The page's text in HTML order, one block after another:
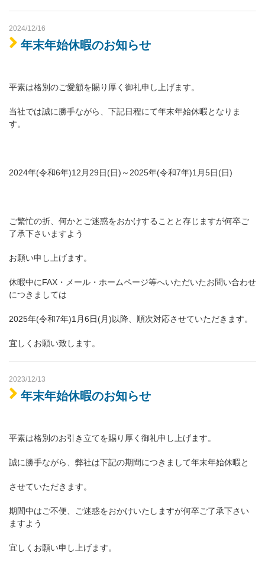
2024/12/16
年末年始休暇のお知らせ
平素は格別のご愛顧を賜り厚く御礼申し上げます。
当社では誠に勝手ながら、下記日程にて年末年始休暇となりま
す。
2024年(令和6年)12月29日(日)～2025年(令和7年)1月5日(日)
ご繁忙の折、何かとご迷惑をおかけすることと存じますが何卒ご
了承下さいますよう
お願い申し上げます。
休暇中にFAX・メール・ホームページ等へいただいたお問い合わせ
につきましては
2025年(令和7年)1月6日(月)以降、順次対応させていただきます。
宜しくお願い致します。
2023/12/13
年末年始休暇のお知らせ
平素は格別のお引き立てを賜り厚く御礼申し上げます。
誠に勝手ながら、弊社は下記の期間につきまして年末年始休暇と
させていただきます。
期間中はご不便、ご迷惑をおかけいたしますが何卒ご了承下さい
ますよう
宜しくお願い申し上げます。